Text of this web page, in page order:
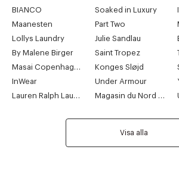
BIANCO
Soaked in Luxury
Maanesten
Part Two
Lollys Laundry
Julie Sandlau
By Malene Birger
Saint Tropez
Masai Copenhagen
Konges Sløjd
InWear
Under Armour
Lauren Ralph Lauren
Magasin du Nord Collection
Visa alla